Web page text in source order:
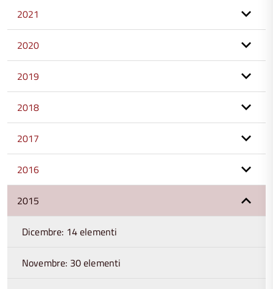
2021
2020
2019
2018
2017
2016
2015
Dicembre: 14 elementi
Novembre: 30 elementi